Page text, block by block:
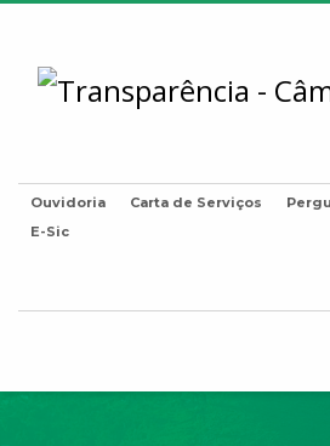
Ouvidoria Carta de Serviços
E-Sic